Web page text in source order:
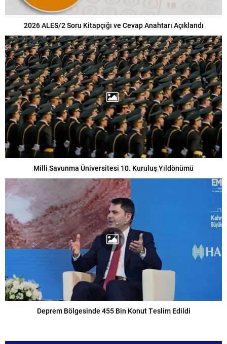
2026 ALES/2 Soru Kitapçığı ve Cevap Anahtarı Açıklandı
Milli Savunma Üniversitesi 10. Kuruluş Yıldönümü
Deprem Bölgesinde 455 Bin Konut Teslim Edildi